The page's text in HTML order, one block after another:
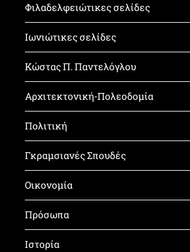
Φιλαδελφειώτικες σελίδες
Ιωνιώτικες σελίδες
Κώστας Π. Παντελόγλου
Αρχιτεκτονική-Πολεοδομία
Πολιτική
Γκραμσιανές Σπουδές
Οικονομία
Πρόσωπα
Ιστορία